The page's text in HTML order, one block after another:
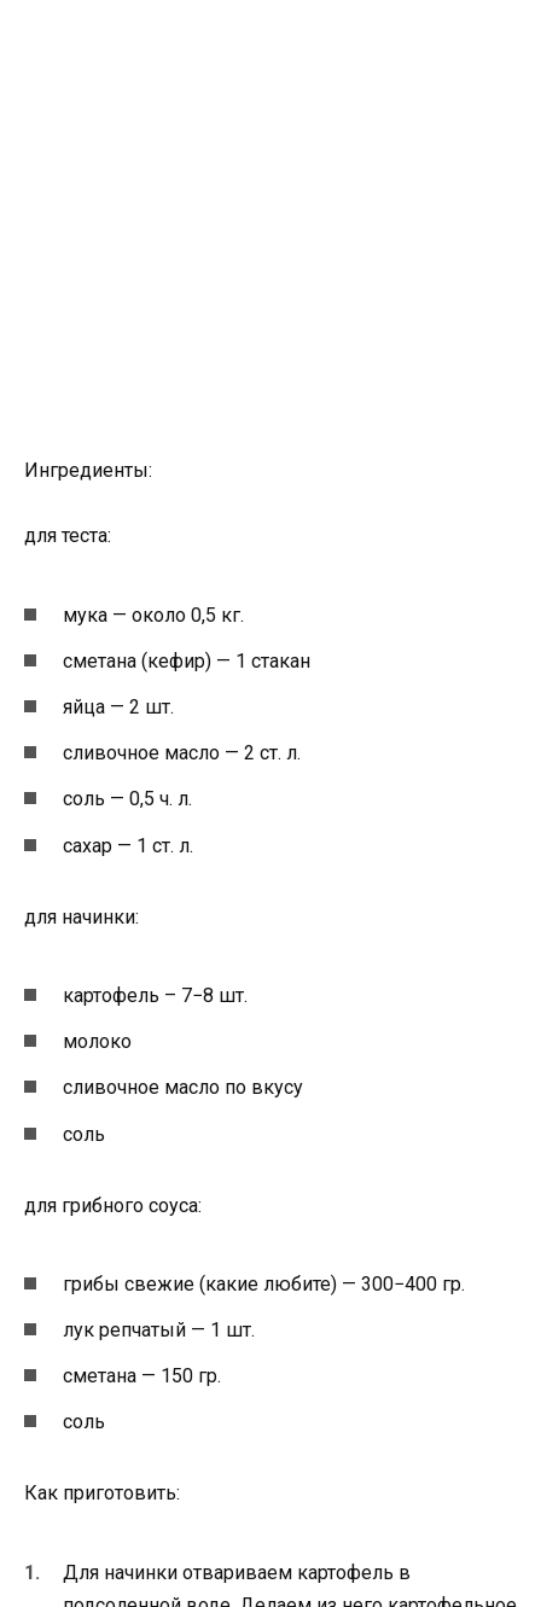
Ингредиенты:
для теста:
мука — около 0,5 кг.
сметана (кефир) — 1 стакан
яйца — 2 шт.
сливочное масло — 2 ст. л.
соль — 0,5 ч. л.
сахар — 1 ст. л.
для начинки:
картофель – 7−8 шт.
молоко
сливочное масло по вкусу
соль
для грибного соуса:
грибы свежие (какие любите) — 300−400 гр.
лук репчатый — 1 шт.
сметана — 150 гр.
соль
Как приготовить:
Для начинки отвариваем картофель в